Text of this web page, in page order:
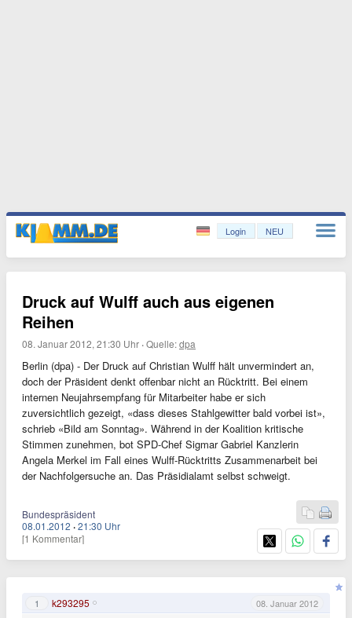
Login NEU
Druck auf Wulff auch aus eigenen
Reihen
08. Januar 2012, 21:30 Uhr ·Quelle:dpa
Berlin (dpa) - Der Druck auf Christian Wulff hält unvermindert an,
doch der Präsident denkt offenbar nicht an Rücktritt. Bei einem
internen Neujahrsempfang für Mitarbeiter habe er sich
zuversichtlich gezeigt, «dass dieses Stahlgewitter bald vorbei ist»,
schrieb «Bild am Sonntag». Während in der Koalition kritische
Stimmen zunehmen, bot SPD-Chef Sigmar Gabriel Kanzlerin
Angela Merkel im Fall eines Wulff-Rücktritts Zusammenarbeit bei
der Nachfolgersuche an. Das Präsidialamt selbst schweigt.
Bundespräsident
08.01.2012 ·21:30 Uhr
[1 Kommentar]
1 k293295 08. Januar 2012